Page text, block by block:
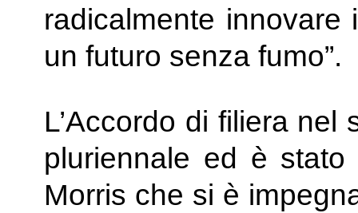
radicalmente
un futuro senza fumo”.
L’Accordo di filiera
pluriennale ed è
Morris che si è